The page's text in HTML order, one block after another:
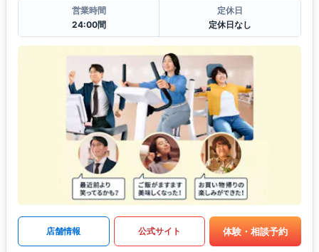
営業時間
24:00間
定休日
定休日なし
店舗情報 公式サイト 体験・相談予約